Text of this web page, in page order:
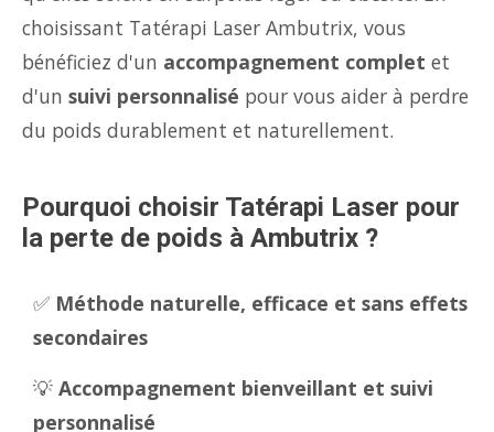
choisissant Tatérapi Laser Ambutrix, vous
bénéficiez d'un accompagnement complet et
d'un suivi personnalisé pour vous aider à perdre
du poids durablement et naturellement.
Pourquoi choisir Tatérapi Laser pour
la perte de poids à Ambutrix ?
✅ Méthode naturelle, efficace et sans effets
secondaires
💡 Accompagnement bienveillant et suivi
personnalisé